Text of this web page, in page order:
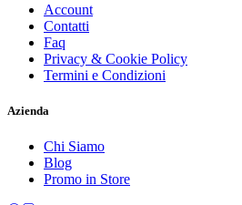
Account
Contatti
Faq
Privacy & Cookie Policy
Termini e Condizioni
Azienda
Chi Siamo
Blog
Promo in Store